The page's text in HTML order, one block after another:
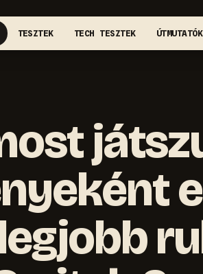
TESZTEK TECH TESZTEK ÚTMUTATÓK